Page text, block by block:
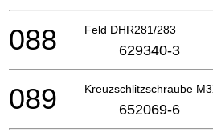
Feld DHR281/283
088 629340-3
Kreuzschlitzschraube
089 652069-6